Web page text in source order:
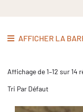
AFFICHER LA
Affichage de 1–12 sur 14